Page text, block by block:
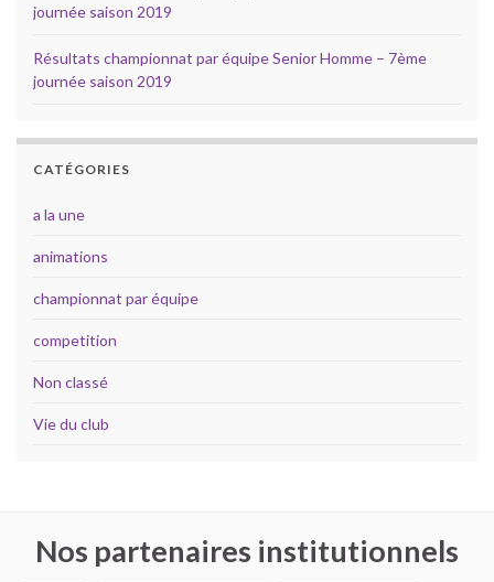
journée saison 2019
Résultats championnat par équipe Senior Homme – 7ème
journée saison 2019
CATÉGORIES
a la une
animations
championnat par équipe
competition
Non classé
Vie du club
Nos partenaires institutionnels